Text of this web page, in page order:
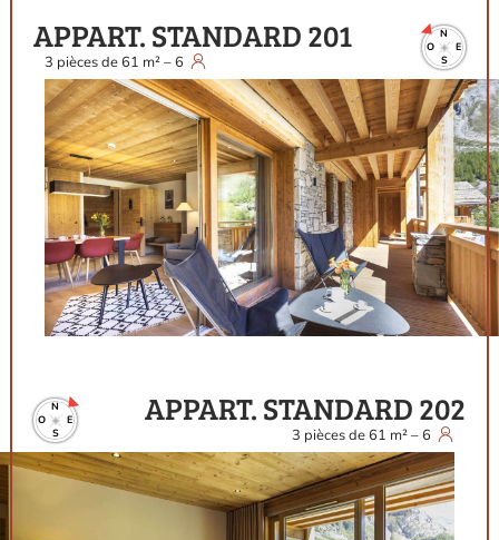
APPART. STANDARD 201
3 piècesde61 m²–6
O
N
E
S
APPART. STANDARD 202
3 piècesde61 m²–6
O
N
E
S